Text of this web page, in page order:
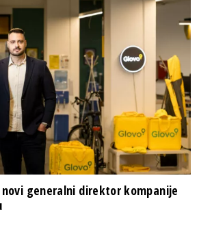
novi generalni direktor kompanije